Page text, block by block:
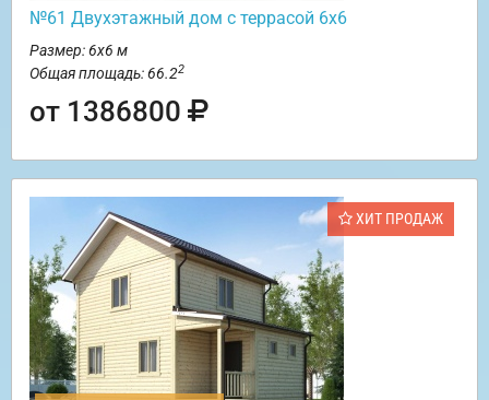
№61 Двухэтажный дом с террасой 6х6
Размер: 6х6 м
Общая площадь: 66.22
от 1386800
ХИТ ПРОДАЖ